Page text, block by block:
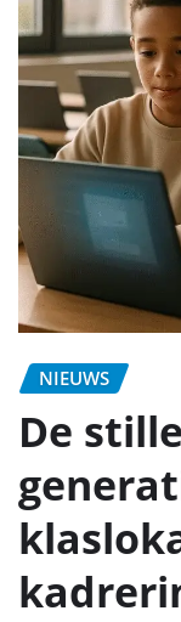
NIEUWS
De